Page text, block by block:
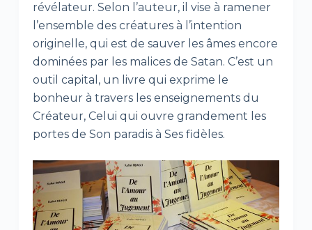
révélateur. Selon l’auteur, il vise à ramener
l’ensemble des créatures à l’intention
originelle, qui est de sauver les âmes encore
dominées par les malices de Satan. C’est un
outil capital, un livre qui exprime le
bonheur à travers les enseignements du
Créateur, Celui qui ouvre grandement les
portes de Son paradis à Ses fidèles.